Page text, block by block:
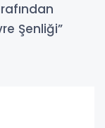
Şenliği”